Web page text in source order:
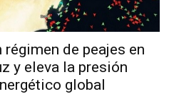
régimen de peajes en
y eleva la presión
global